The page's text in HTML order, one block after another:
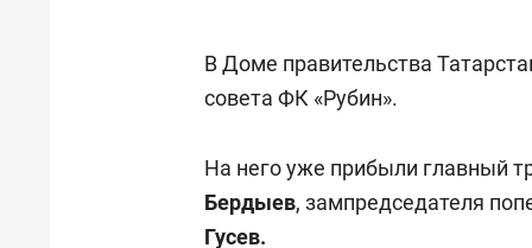
В Доме правительства
совета ФК «Рубин».
На него уже прибыли главный
Бердыев, зампредседателя
Гусев.
Как ГК «МИР ГРУПП» и ВТБ
создают оазис жилого
комфорта под Казанью
150
ID